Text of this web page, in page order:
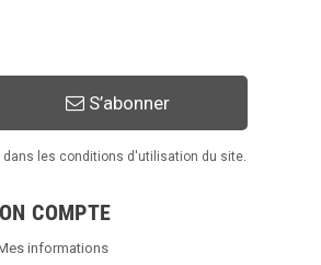
S’abonner
les conditions d'utilisation du site.
COMPTE
informations